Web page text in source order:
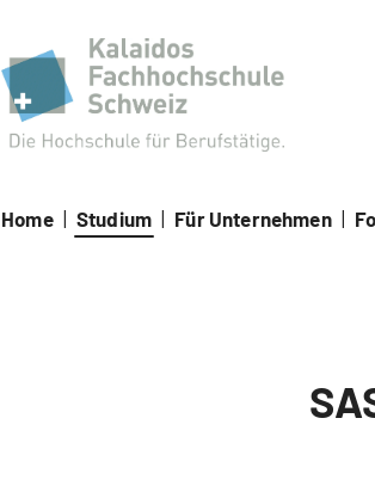
Home | Studium | Für Unternehmen |